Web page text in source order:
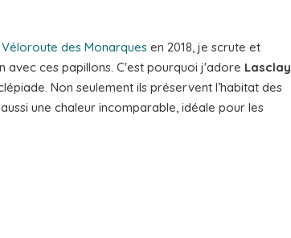
Véloroute des Monarques en 2018, je scrute et
avec ces papillons. C'est pourquoi j'adore Lasclay
Non seulement ils préservent l’habitat des
une chaleur incomparable, idéale pour les